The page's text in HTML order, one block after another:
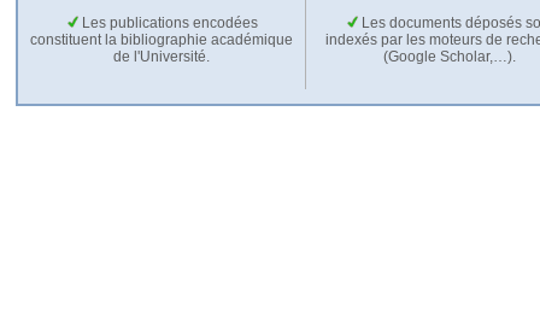
Les publications encodées
constituent la bibliographie académique
de l'Université.
Les documents déposés
indexés par les moteurs de
(Google Scholar,…).